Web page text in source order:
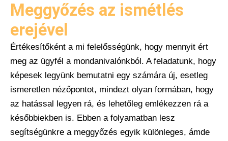
Meggyőzés az ismétlés
erejével
Értékesítőként a mi felelősségünk, hogy mennyit ért
meg az ügyfél a mondanivalónkból. A feladatunk, hogy
képesek legyünk bemutatni egy számára új, esetleg
ismeretlen nézőpontot, mindezt olyan formában, hogy
az hatással legyen rá, és lehetőleg emlékezzen rá a
későbbiekben is. Ebben a folyamatban lesz
segítségünkre a meggyőzés egyik különleges, ámde